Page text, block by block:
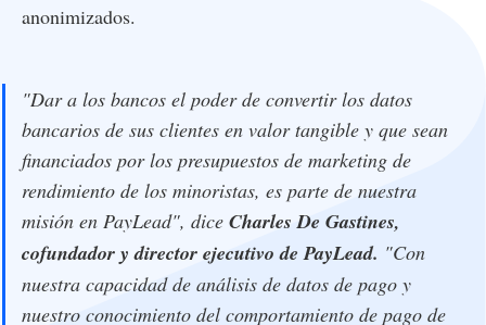
anonimizados.
"Dar a los bancos el poder de convertir los datos
bancarios de sus clientes en valor tangible y que sean
financiados por los presupuestos de marketing de
rendimiento de los minoristas, es parte de nuestra
misión en PayLead", dice Charles De Gastines,
cofundador y director ejecutivo de PayLead. "Con
nuestra capacidad de análisis de datos de pago y
nuestro conocimiento del comportamiento de pago de